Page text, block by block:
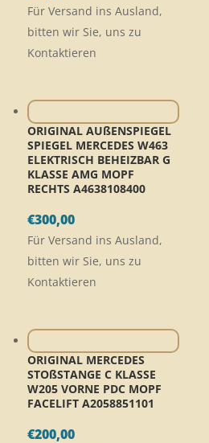
Für Versand ins Ausland,
bitten wir Sie, uns zu
Kontaktieren
ORIGINAL AUßENSPIEGEL
SPIEGEL MERCEDES W463
ELEKTRISCH BEHEIZBAR G
KLASSE AMG MOPF
RECHTS A4638108400
€300,00
Für Versand ins Ausland,
bitten wir Sie, uns zu
Kontaktieren
ORIGINAL MERCEDES
STOßSTANGE C KLASSE
W205 VORNE PDC MOPF
FACELIFT A2058851101
€200,00